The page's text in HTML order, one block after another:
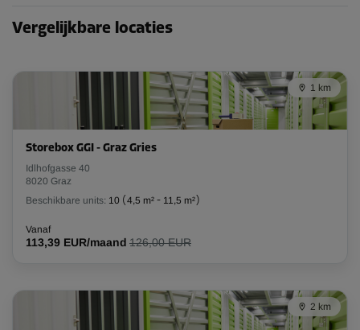
Inhoud: 7,2 m³
1,1 m
-10%
Vanaf
Oppervlak: 2,5 m²
Inhoud: 7,5 m³
Vergelijkbare locaties
1 km
Storebox GGI - Graz Gries
Idlhofgasse 40
8020 Graz
Beschikbare units: 10 (4,5 m² - 11,5 m²)
Vanaf
113,39 EUR/maand 126,00 EUR
2 km